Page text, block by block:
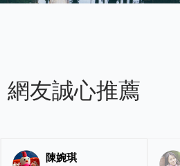
網友誠心推薦
陳婉琪